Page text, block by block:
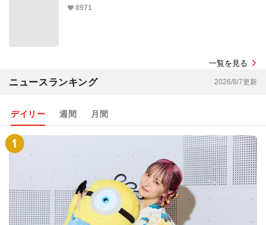
8971
一覧を見る
ニュースランキング 2026/8/7更新
デイリー 週間 月間